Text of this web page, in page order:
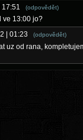
17:51 (odpovědět)
ve 13:00 jo?
| 01:23 (odpovědět)
uz od rana,